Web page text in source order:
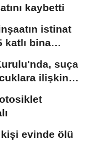
kaybetti
istinat
katlı bina
suça
ilişkin
evinde ölü